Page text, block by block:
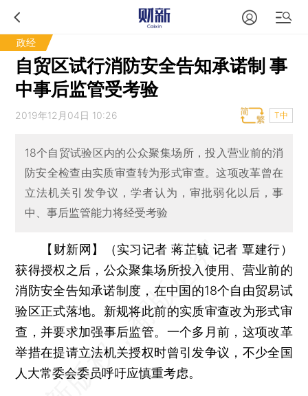
政经
自贸区试行消防安全告知承诺制 事
中事后监管受考验
2019年12月04日 10:26 T中
18个自贸试验区内的公众聚集场所，投入营业前的消
防安全检查由实质审查转为形式审查。这项改革曾在
立法机关引发争议，学者认为，审批弱化以后，事
中、事后监管能力将经受考验
【财新网】（实习记者 蒋芷毓 记者 覃建行）
获得授权之后，公众聚集场所投入使用、营业前的
消防安全告知承诺制度，在中国的18个自由贸易试
验区正式落地。新规将此前的实质审查改为形式审
查，并要求加强事后监管。一个多月前，这项改革
举措在提请立法机关授权时曾引发争议，不少全国
人大常委会委员呼吁应慎重考虑。